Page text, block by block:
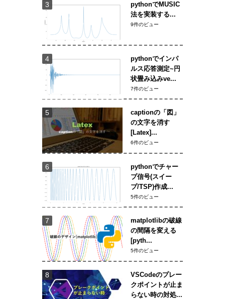
pythonでMUSIC
法を実装する...
9件のビュー
pythonでインパ
ルス応答測定~円
状畳み込みve...
7件のビュー
captionの「図」
の文字を消す
[Latex]...
6件のビュー
pythonでチャー
プ信号(スイー
プ/TSP)作成...
5件のビュー
matplotlibの破線
の間隔を変える
[pyth...
5件のビュー
VSCodeのプレー
クポイントが止ま
らない時の対処...